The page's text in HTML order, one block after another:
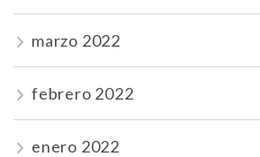
marzo 2022
febrero 2022
enero 2022